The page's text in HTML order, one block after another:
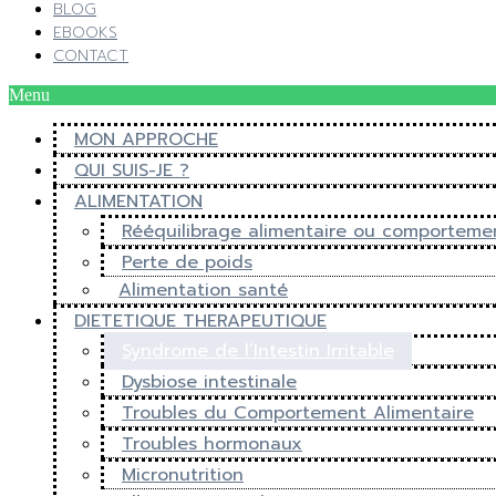
BLOG
EBOOKS
CONTACT
Menu
MON APPROCHE
QUI SUIS-JE ?
ALIMENTATION
Rééquilibrage alimentaire ou
Perte de poids
Alimentation santé
DIETETIQUE THERAPEUTIQUE
Syndrome de l’Intestin Irritable
Dysbiose intestinale
Troubles du Comportement Alimentaire
Troubles hormonaux
Micronutrition